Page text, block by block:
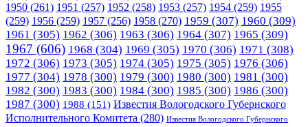
1950 (261) 1951 (257) 1952 (258) 1953 (257) 1954 (259) 1955
(259) 1956 (259) 1957 (256) 1958 (270) 1959 (307) 1960 (309)
1961 (305) 1962 (306) 1963 (306) 1964 (307) 1965 (309)
1967 (606) 1968 (304) 1969 (305) 1970 (306) 1971 (308)
1972 (306) 1973 (305) 1974 (305) 1975 (305) 1976 (306)
1977 (304) 1978 (300) 1979 (300) 1980 (300) 1981 (300)
1982 (300) 1983 (300) 1984 (300) 1985 (300) 1986 (300)
1987 (300) 1988 (151) Известия Вологодского Губернского
Исполнительного Комитета (280) Известия Вологодского Губернского